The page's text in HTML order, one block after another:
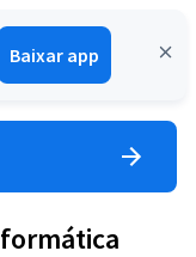
Baixar app
Entrar